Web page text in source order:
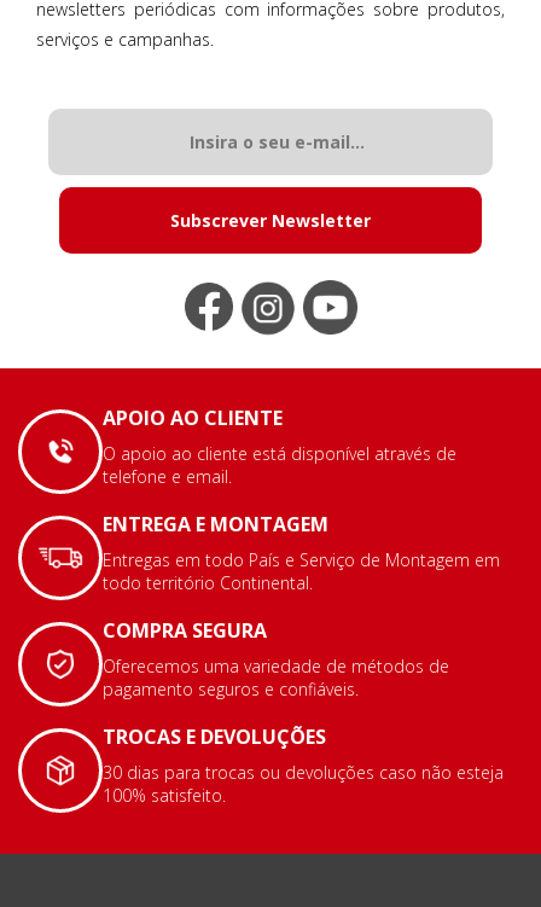
newsletters periódicas com informações sobre produtos,
serviços e campanhas.
Subscrever Newsletter
APOIO AO CLIENTE
O apoio ao cliente está disponível através de
telefone e email.
ENTREGA E MONTAGEM
Entregas em todo País e Serviço de Montagem em
todo território Continental.
COMPRA SEGURA
Oferecemos uma variedade de métodos de
pagamento seguros e confiáveis.
TROCAS E DEVOLUÇÕES
30 dias para trocas ou devoluções caso não esteja
100% satisfeito.